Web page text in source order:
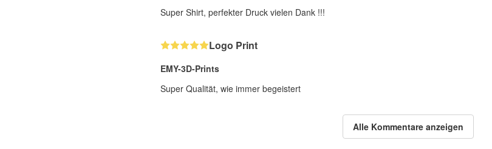
Super Shirt, perfekter Druck vielen Dank !!!
Logo Print
EMY-3D-Prints
Super Qualität, wie immer begeistert
Alle Kommentare anzeigen